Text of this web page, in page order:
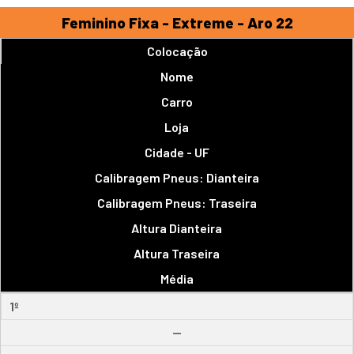
Feminino Fixa - Extreme - Aro 22
Colocação
Nome
Carro
Loja
Cidade - UF
Calibragem Pneus: Dianteira
Calibragem Pneus: Traseira
Altura Dianteira
Altura Traseira
Média
1º
--